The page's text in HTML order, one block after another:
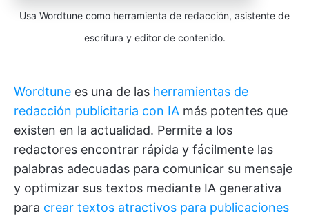
Usa Wordtune como herramienta de redacción, asistente de
escritura y editor de contenido.
Wordtune es una de las herramientas de
redacción publicitaria con IA más potentes que
existen en la actualidad. Permite a los
redactores encontrar rápida y fácilmente las
palabras adecuadas para comunicar su mensaje
y optimizar sus textos mediante IA generativa
para crear textos atractivos para publicaciones